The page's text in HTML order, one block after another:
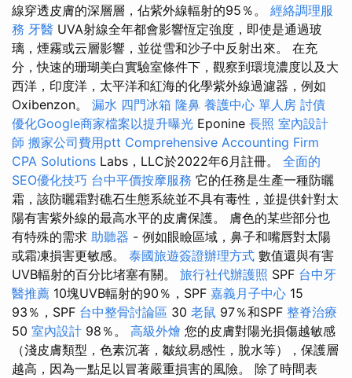
線穿透皮膚的深層層，佔紫外線輻射的95％。 經絡調理服
務 牙醫 UVA射線全年都會影響恆定強度，即使是通過玻
璃，煙霧或云層影響，並從雪和沙子中反射出來。 在充
分，快速的珊瑚美白實驗室條件下，觀察到環境濃度以及大
西洋，印度洋，太平洋和紅海的化學紫外線過濾器，例如
Oxibenzon。 漏水 四門冰箱 隆鼻 養護中心 單人房 討債
優化Google商家檔案以提升曝光 Eponine 長照 室內設計
師 搬家公司費用ptt Comprehensive Accounting Firm
CPA Solutions Labs，LLC於2022年6月註冊。 全面的
SEO優化技巧 台中平價按摩服務 它的任務是生產一種防曬
霜，該防曬霜對礁石生態系統並不具有毒性，並提供針對太
陽有害紫外線的最高水平的皮膚保護。 膚色的某些部分也
有特殊的需求 助聽器 - 例如眼瞼區域，鼻子和嘴唇對太陽
或霜凍損害更敏感。 泰國旅遊簽證辦理方式 數值還與有害
UVB輻射的百分比堵塞有關。 旅行社代辦護照 SPF 台中牙
醫推薦 10塊UVB輻射的90％，SPF 嘉義月子中心 15
93％，SPF 台中整骨討論區 30 老鼠 97％和SPF 整脊治療
50 室內設計 98％。 高級外燴 您的皮膚對陽光損傷越敏感
（淺皮膚類型，色素沉著，皺紋易感性，脫水等），保護層
越高，因為一點足以冒著嚴重損害的風險。 除了時間表